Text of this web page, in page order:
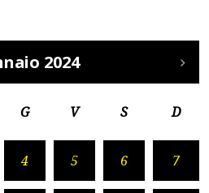
2024
G V S D
4 5 6 7